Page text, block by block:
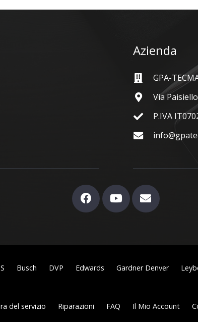
Azienda
GPA-
Via
P.IVA
Busch DVP Edwards Gardner Denver
del servizio Riparazioni FAQ Il Mio Account